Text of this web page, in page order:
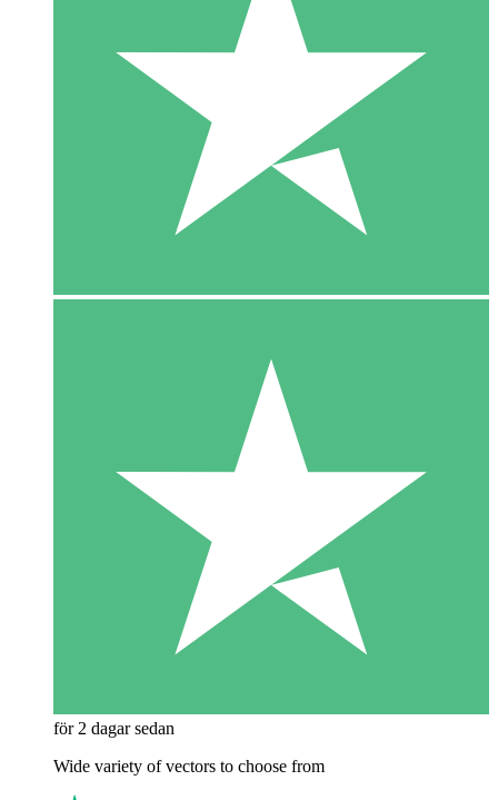
för 2 dagar sedan
Wide variety of vectors to choose from